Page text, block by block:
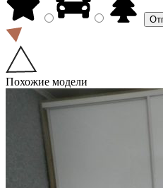
Похожие модели